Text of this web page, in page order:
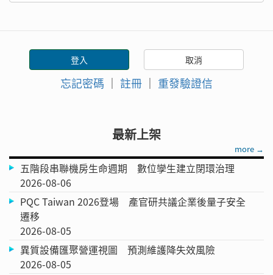
忘記密碼 ｜ 註冊 ｜ 重發驗證信
最新上架
more →
五階段串聯機房生命週期 數位孿生建立閉環治理
2026-08-06
PQC Taiwan 2026登場 產官研共議企業後量子安全
遷移
2026-08-05
異質設備匯聚營運視圖 預測維護降失效風險
2026-08-05